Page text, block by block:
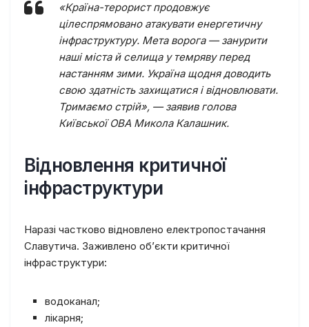
«Країна-терорист продовжує
цілеспрямовано атакувати енергетичну
інфраструктуру. Мета ворога — занурити
наші міста й селища у темряву перед
настанням зими. Україна щодня доводить
свою здатність захищатися і відновлювати.
Тримаємо стрій», — заявив голова
Київської ОВА Микола Калашник.
Відновлення критичної
інфраструктури
Наразі частково відновлено електропостачання
Славутича. Заживлено об’єкти критичної
інфраструктури:
водоканал;
лікарня;